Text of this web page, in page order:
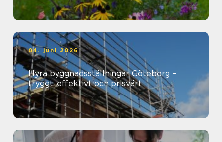
04. juni 2026
Hyra byggnadsställningar Göteborg –
tryggt, effektivt och prisvärt